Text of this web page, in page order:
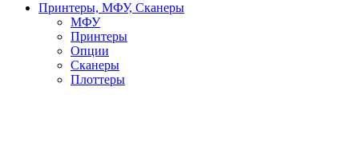
Принтеры, МФУ, Сканеры
МФУ
Принтеры
Опции
Сканеры
Плоттеры